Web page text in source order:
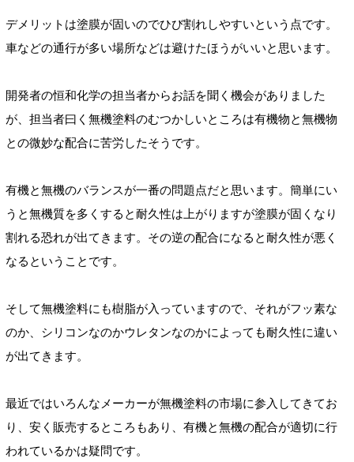
デメリットは塗膜が固いのでひび割れしやすいという点です。
車などの通行が多い場所などは避けたほうがいいと思います。
開発者の恒和化学の担当者からお話を聞く機会がありました
が、担当者曰く無機塗料のむつかしいところは有機物と無機物
との微妙な配合に苦労したそうです。
有機と無機のバランスが一番の問題点だと思います。簡単にい
うと無機質を多くすると耐久性は上がりますが塗膜が固くなり
割れる恐れが出てきます。その逆の配合になると耐久性が悪く
なるということです。
そして無機塗料にも樹脂が入っていますので、それがフッ素な
のか、シリコンなのかウレタンなのかによっても耐久性に違い
が出てきます。
最近ではいろんなメーカーが無機塗料の市場に参入してきてお
り、安く販売するところもあり、有機と無機の配合が適切に行
われているかは疑問です。